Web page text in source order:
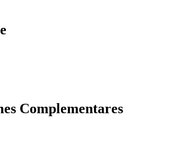
Complementares